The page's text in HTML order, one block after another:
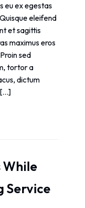
eu ex egestas
eleifend
et sagittis
maximus eros
sed
tortor a
dictum
[…]
While
Service